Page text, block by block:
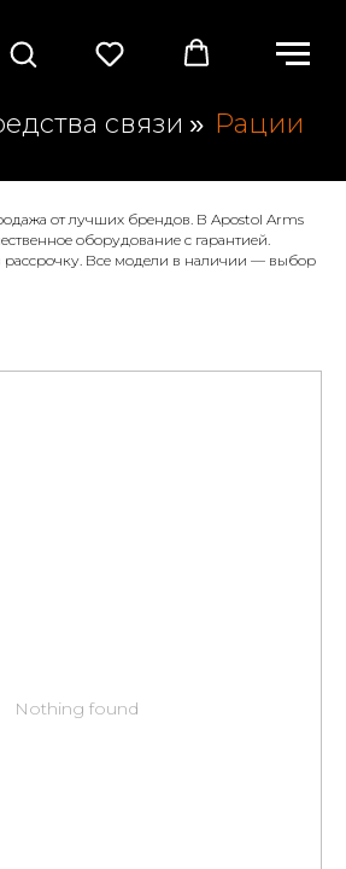
связи » Рации
от лучших брендов. В Apostol Arms
оборудование с гарантией.
Все модели в наличии — выбор
Nothing found